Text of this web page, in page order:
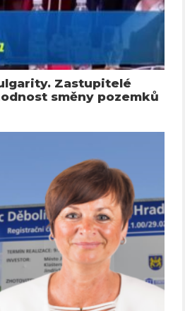
Zastupitelé
směny pozemků